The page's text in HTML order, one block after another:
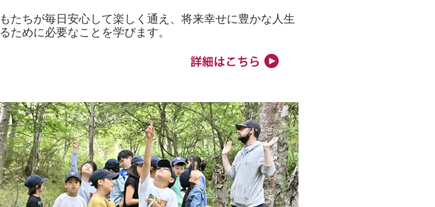
たちが毎日安心して楽しく通え、将来幸せに豊かな人生
ために必要なことを学びます。